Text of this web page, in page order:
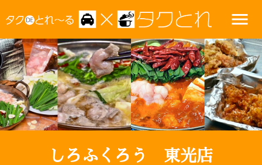
menu
しろふくろう 東光店